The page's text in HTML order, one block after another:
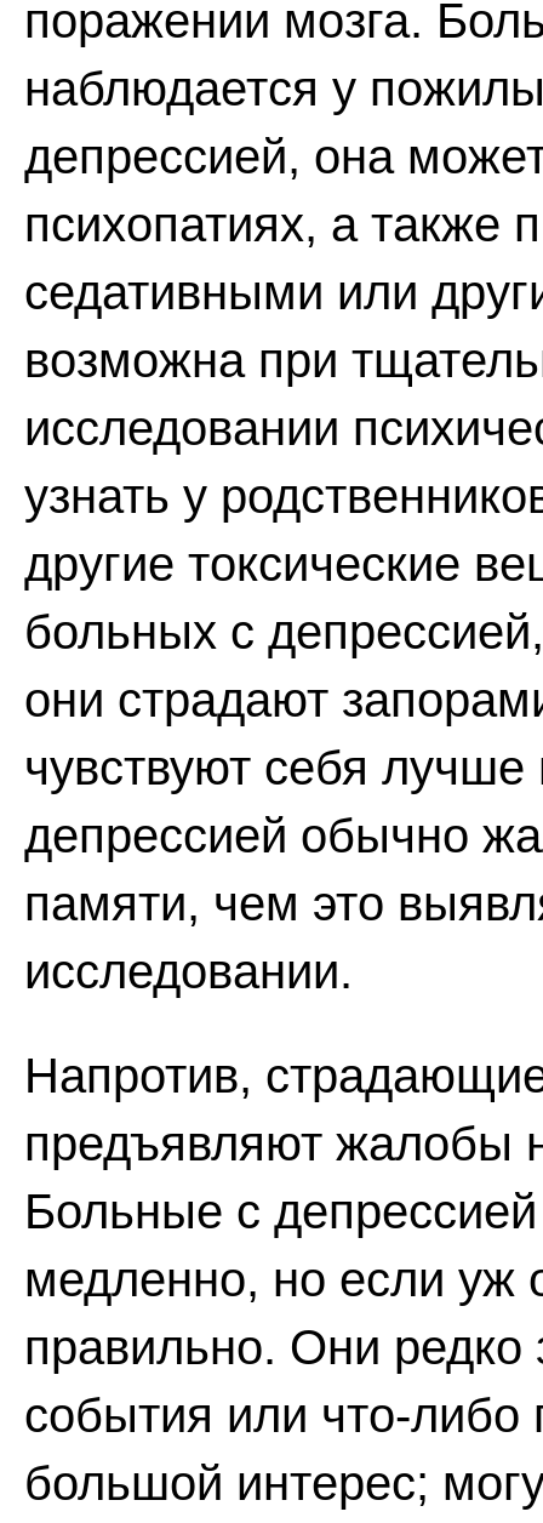
поражении мозга.
наблюдается у
депрессией, она
психопатиях, а также
седативными или
возможна при
исследовании
узнать у
другие токсические
больных с
они страдают
чувствуют себя
депрессией обычно
памяти, чем это
исследовании.
Напротив,
предъявляют жалобы
Больные с
медленно, но если уж
правильно. Они
события или что-
большой интерес;